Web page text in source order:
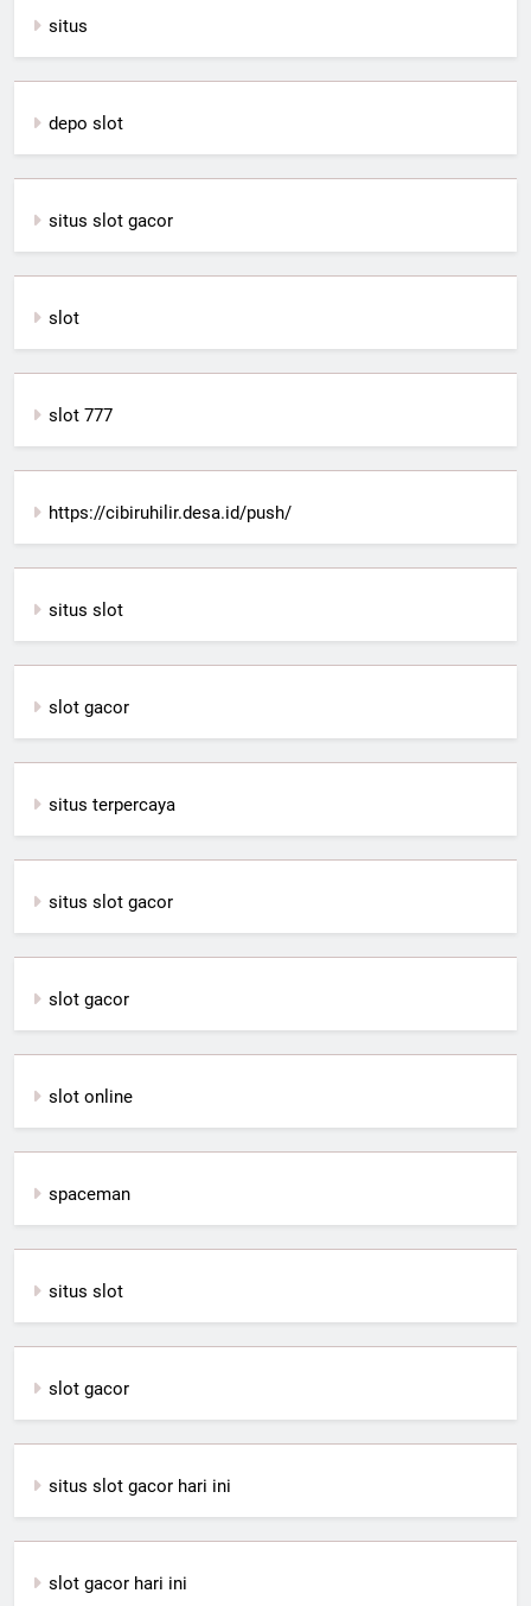
situs
depo slot
situs slot gacor
slot
slot 777
https://cibiruhilir.desa.id/push/
situs slot
slot gacor
situs terpercaya
situs slot gacor
slot gacor
slot online
spaceman
situs slot
slot gacor
situs slot gacor hari ini
slot gacor hari ini